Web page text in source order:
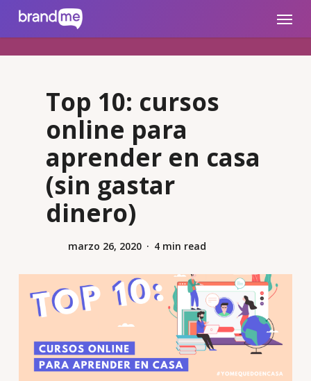
brandme.la Menu
Top 10: cursos
online para
aprender en casa
(sin gastar
dinero)
marzo 26, 2020 4 min read